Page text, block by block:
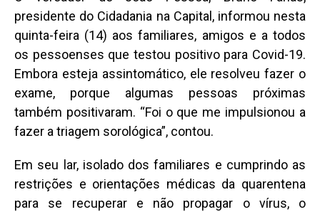
presidente do Cidadania na Capital, informou nesta
quinta-feira (14) aos familiares, amigos e a todos
os pessoenses que testou positivo para Covid-19.
Embora esteja assintomático, ele resolveu fazer o
exame, porque algumas pessoas próximas
também positivaram. “Foi o que me impulsionou a
fazer a triagem sorológica”, contou.
Em seu lar, isolado dos familiares e cumprindo as
restrições e orientações médicas da quarentena
para se recuperar e não propagar o vírus, o